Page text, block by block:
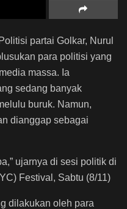
partai Golkar, Nurul
para politisi yang
massa. Ia
sedang banyak
buruk. Namun,
dianggap sebagai
ujarnya di sesi politik di
Festival, Sabtu (8/11)
dilakukan oleh para